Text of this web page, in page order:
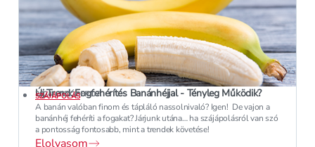
Új Trend: Fogfehérítés Banánhéjjal - Tényleg Működik?
2024. OKTÓBER 07.
SZÁJÁPOLÁS
A banán valóban finom és tápláló nassolnivaló? Igen! De vajon a
banánhéj fehéríti a fogakat? Járjunk utána… ha szájápolásról van szó
a pontosság fontosabb, mint a trendek követése!
Elolvasom